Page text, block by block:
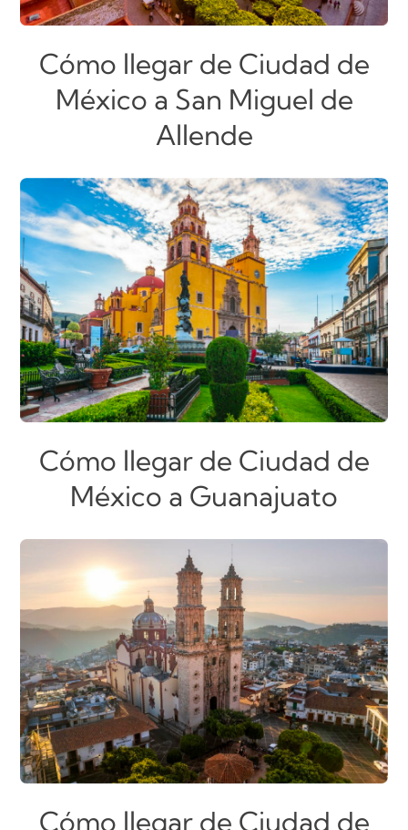
Cómo llegar de Ciudad de
México a San Miguel de
Allende
Cómo llegar de Ciudad de
México a Guanajuato
Cómo llegar de Ciudad de